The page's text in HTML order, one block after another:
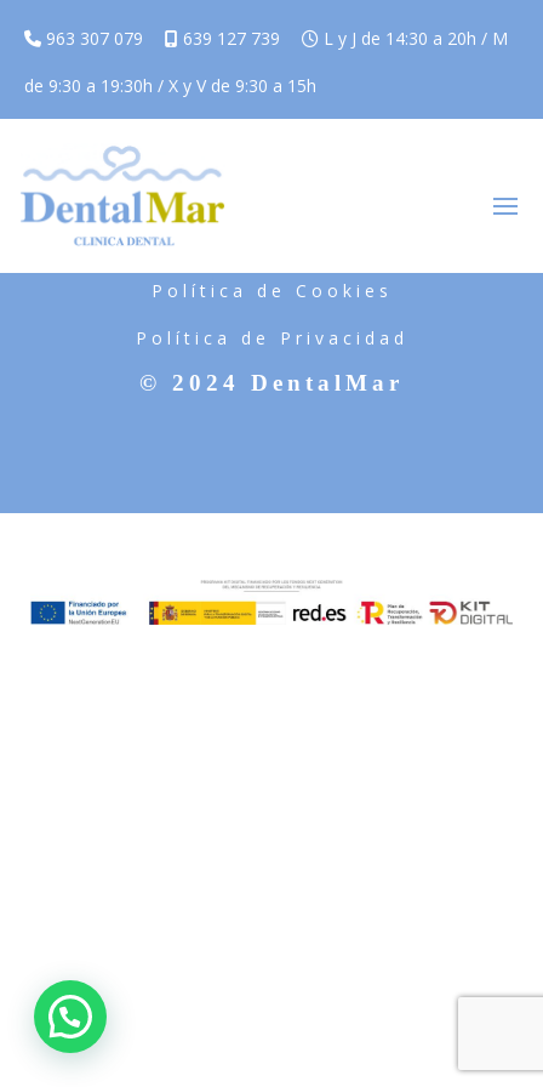
963 307 079 639 127 739 L y J de 14:30 a 20h / M
de 9:30 a 19:30h / X y V de 9:30 a 15h
Política de Cookies
Política de Privacidad
© 2024 DentalMar